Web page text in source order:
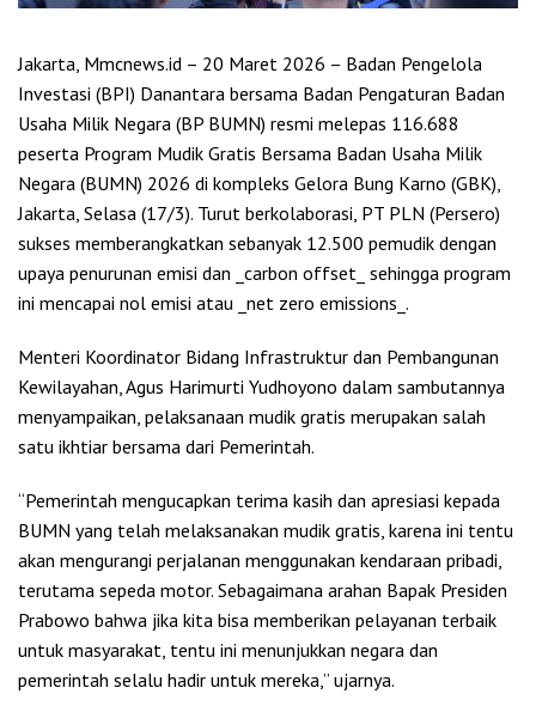
Jakarta, Mmcnews.id – 20 Maret 2026 – Badan Pengelola
Investasi (BPI) Danantara bersama Badan Pengaturan Badan
Usaha Milik Negara (BP BUMN) resmi melepas 116.688
peserta Program Mudik Gratis Bersama Badan Usaha Milik
Negara (BUMN) 2026 di kompleks Gelora Bung Karno (GBK),
Jakarta, Selasa (17/3). Turut berkolaborasi, PT PLN (Persero)
sukses memberangkatkan sebanyak 12.500 pemudik dengan
upaya penurunan emisi dan _carbon offset_ sehingga program
ini mencapai nol emisi atau _net zero emissions_.
Menteri Koordinator Bidang Infrastruktur dan Pembangunan
Kewilayahan, Agus Harimurti Yudhoyono dalam sambutannya
menyampaikan, pelaksanaan mudik gratis merupakan salah
satu ikhtiar bersama dari Pemerintah.
“Pemerintah mengucapkan terima kasih dan apresiasi kepada
BUMN yang telah melaksanakan mudik gratis, karena ini tentu
akan mengurangi perjalanan menggunakan kendaraan pribadi,
terutama sepeda motor. Sebagaimana arahan Bapak Presiden
Prabowo bahwa jika kita bisa memberikan pelayanan terbaik
untuk masyarakat, tentu ini menunjukkan negara dan
pemerintah selalu hadir untuk mereka,” ujarnya.